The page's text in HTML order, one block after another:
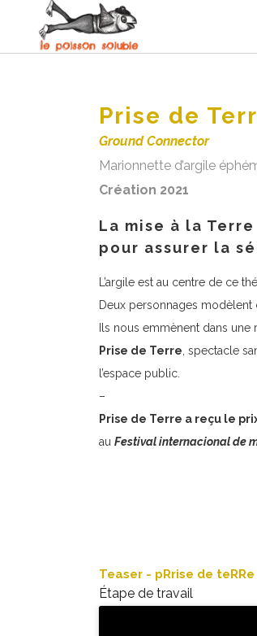
Prise de
Ground Connector
Marionnette d’argile
Création 2021
La mise à la
pour assurer la
L’argile est au centre de ce
Deux personnages modèlent
Ils nous emmènent dans
Prise de Terre , spectacle
l’espace public.
–
Prise de Terre a reçu le
au Festival internacional de
Teaser - pRrise de teRRe
Étape de travail